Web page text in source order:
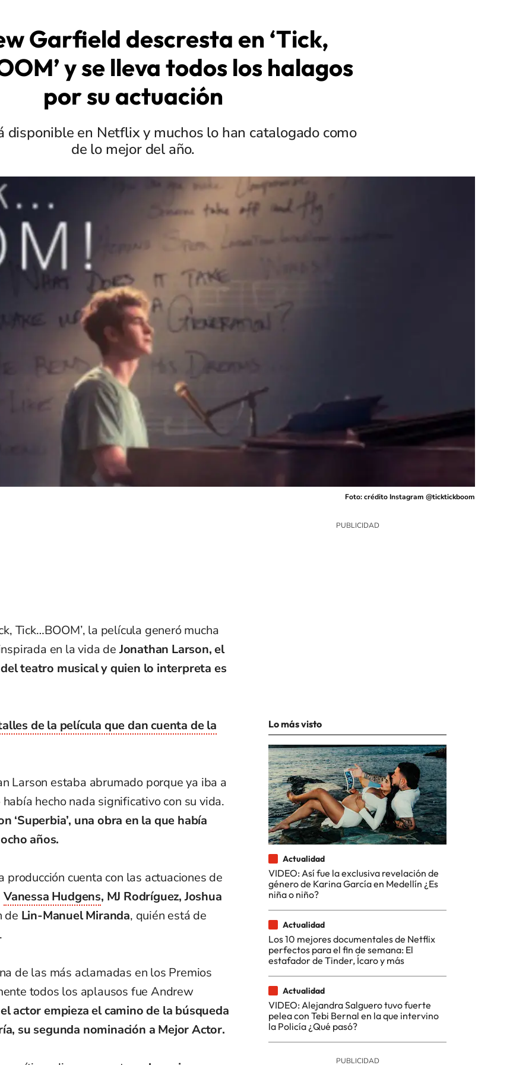
Garfield descresta en ‘Tick,
y se lleva todos los halagos
por su actuación
disponible en Netflix y muchos lo han catalogado como
de lo mejor del año.
Foto: crédito Instagram @ticktickboom
Tick…BOOM’, la película generó mucha
en la vida deJonathan Larson, el
teatro musical y quien lo interpreta es
de la película que dan cuenta de la
Larson estaba abrumado porque ya iba a
hecho nada significativo con su vida.
‘Superbia’, una obra en la que había
años.
producción cuenta con las actuaciones de
Vanessa Hudgens, MJ Rodríguez, Joshua
de Lin-Manuel Miranda, quién está de
de las más aclamadas en los Premios
todos los aplausos fue Andrew
actor empieza el camino de la búsqueda
su segunda nominación a Mejor Actor.
Lo más visto
Actualidad
VIDEO: Así fue la exclusiva revelación de
género de Karina García en Medellín ¿Es
niña o niño?
Actualidad
Los 10 mejores documentales de Netflix
perfectos para el fin de semana: El
estafador de Tinder, Ícaro y más
Actualidad
VIDEO: Alejandra Salguero tuvo fuerte
pelea con Tebi Bernal en la que intervino
la Policía ¿Qué pasó?